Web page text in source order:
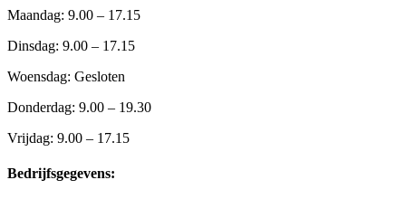
Maandag: 9.00 – 17.15
Dinsdag: 9.00 – 17.15
Woensdag: Gesloten
Donderdag: 9.00 – 19.30
Vrijdag: 9.00 – 17.15
Bedrijfsgegevens: